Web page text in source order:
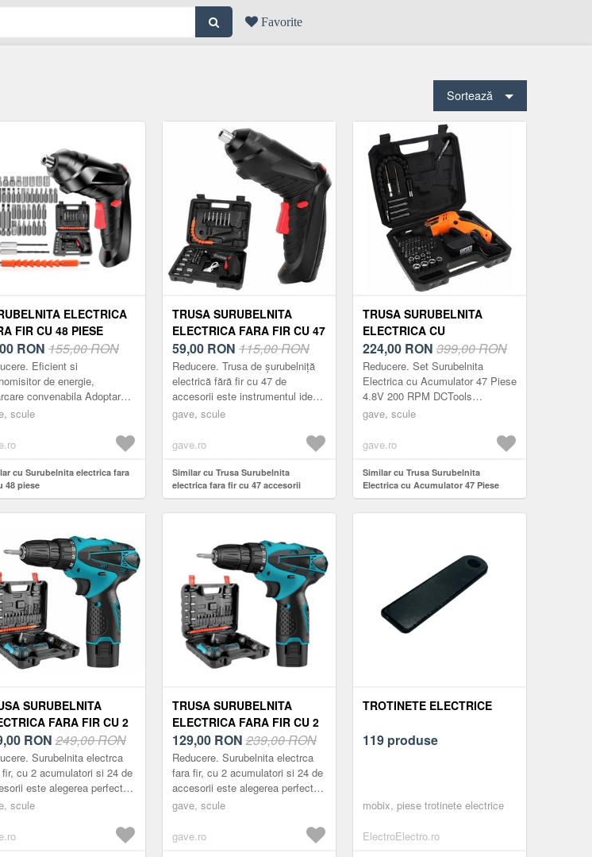
Favorite
Sortează
ELECTRICA
FIR CU 48 PIESE
RON 155,00 RON
Eficient si
de energie,
convenabila Adoptarea
reincarcabile, nu este
t...
scule
cu Surubelnita electrica fara
48 piese
TRUSA SURUBELNITA
ELECTRICA FARA FIR CU 47
ACCESORII
59,00 RON 115,00 RON
Reducere. Trusa de șurubelniță
electrică fără fir cu 47 de
accesorii este instrumentul ideal
pentru reparații rapide, asamblări
gave, scule
gave.ro
Similar cu Trusa Surubelnita
electrica fara fir cu 47 accesorii
TRUSA SURUBELNITA
ELECTRICA CU
ACUMULATOR 47 PIESE
4.8V 200RPM DCTOOLS
224,00 RON 399,00 RON
Reducere. Set Surubelnita
Electrica cu Acumulator 47 Piese
4.8V 200 RPM DCTools
Surubelnita reincarcabila rapid,
transporta...
gave, scule
gave.ro
Similar cu Trusa Surubelnita
Electrica cu Acumulator 47 Piese
4.8V 200RPM DCTools
SURUBELNITA
FARA FIR CU 2
12V CU 24
INCLUSE 2
RON 249,00 RON
Surubelnita electrca
cu 2 acumulatori si 24 de
este alegerea perfecta
tine! Aceasta unealta este
scule
TRUSA SURUBELNITA
ELECTRICA FARA FIR CU 2
ACUMULATORI 12V CU 24
DE ACCESORII INCLUSE 2
VITEZE
129,00 RON 239,00 RON
Reducere. Surubelnita electrca
fara fir, cu 2 acumulatori si 24 de
accesorii este alegerea perfecta
pentru tine! Aceasta unealta este
gave, scule
gave.ro
TROTINETE ELECTRICE
119 produse
mobix, piese trotinete electrice
ElectroElectro.ro